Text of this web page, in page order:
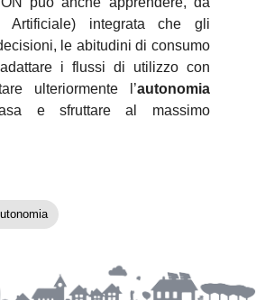
Artificiale) integrata che gli
le abitudini di consumo
i flussi di utilizzo con
ulteriormente l’autonomia
e sfruttare al massimo